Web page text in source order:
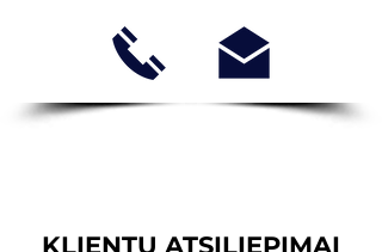
KLIENTŲ ATSILIEPIMAI